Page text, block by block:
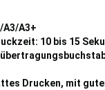
A3+
10 bis 15
Drucken, mit